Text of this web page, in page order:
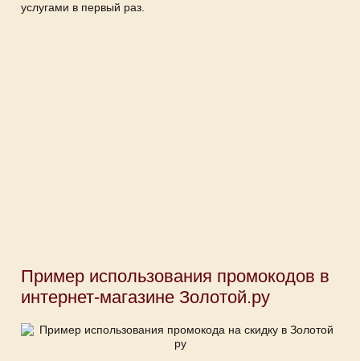
услугами в первый раз.
Пример использования промокодов в
интернет-магазине Золотой.ру